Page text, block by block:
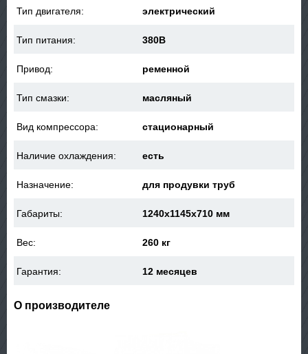
Тип двигателя: электрический
Тип питания: 380В
Привод: ременной
Тип смазки: масляный
Вид компрессора: стационарный
Наличие охлаждения: есть
Назначение: для продувки труб
Габариты: 1240x1145x710 мм
Вес: 260 кг
Гарантия: 12 месяцев
О производителе